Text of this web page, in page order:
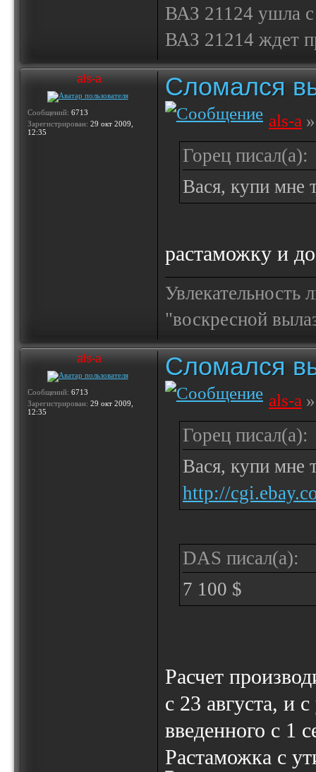
ВАЗ 21124 ушла
ВАЗ 21214 ждет
als-a
Сообщений: 6713
Зарегистрирован: 29 окт 2009,
12:35
Сломался
als-a
Горец писал(а):
Вася, купи мне
растаможку и
Увлекательность
"воскресной
als-a
Сообщений: 6713
Зарегистрирован: 29 окт 2009,
12:35
Сломался
als-a
Горец писал(а):
Вася, купи мне
http://
DAS писал(а):
7 100 $
Расчет
с 23 августа, и
введенного с 1
Растаможка с